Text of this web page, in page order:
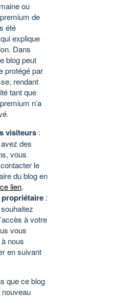
ou
de
été
explique
Dans
blog peut
protégé par
rendant
tant que
n’a
visiteurs :
des
vous
le
du blog en
ce lien.
:
à votre
vous
nous
en suivant
que ce blog